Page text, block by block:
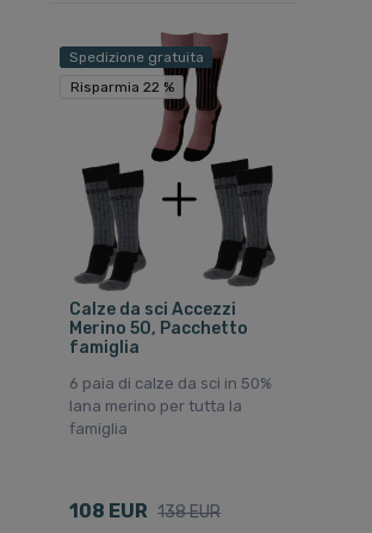
Spedizione gratuita
Risparmia 22 %
Risparmia 22 %
Calze da sci Accezzi
Merino 50, Pacchetto
famiglia
6 paia di calze da sci in 50%
lana merino per tutta la
famiglia
108 EUR 138 EUR